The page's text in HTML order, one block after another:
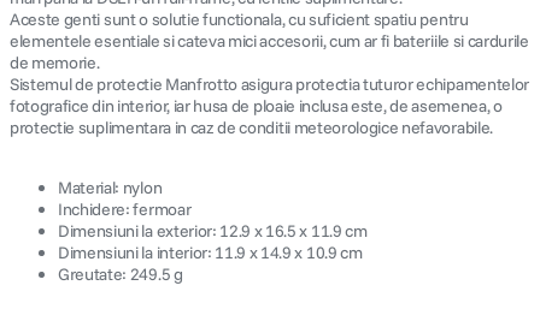
Aceste genti sunt o solutie functionala, cu suficient spatiu pentru
elementele esentiale si cateva mici accesorii, cum ar fi bateriile si cardurile
de memorie.
Sistemul de protectie Manfrotto asigura protectia tuturor echipamentelor
fotografice din interior, iar husa de ploaie inclusa este, de asemenea, o
protectie suplimentara in caz de conditii meteorologice nefavorabile.
Material: nylon
Inchidere: fermoar
Dimensiuni la exterior: 12.9 x 16.5 x 11.9 cm
Dimensiuni la interior: 11.9 x 14.9 x 10.9 cm
Greutate: 249.5 g